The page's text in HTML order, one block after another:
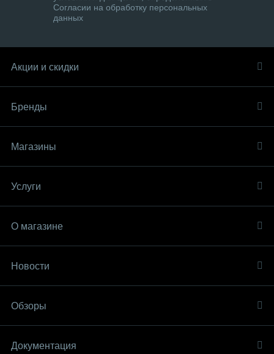
Согласии на обработку персональных
данных
Акции и скидки
Бренды
Магазины
Услуги
О магазине
Новости
Обзоры
Документация